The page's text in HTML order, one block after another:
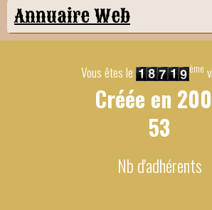
Annuaire Web
Vous êtes le ème
Créée en
53
Nb d'adhérents